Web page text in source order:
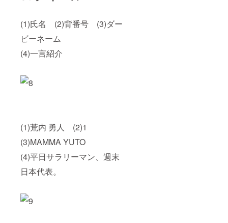
(1)氏名 (2)背番号 (3)ダー
ビーネーム
(4)一言紹介
(1)荒内 勇人 (2)1
(3)MAMMA YUTO
(4)平日サラリーマン、週末
日本代表。